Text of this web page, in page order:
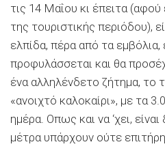
τις 14 Μαΐου κι έπειτα (αφού
της τουριστικής περιόδου),
ελπίδα, πέρα από τα εμβόλια,
προφυλάσσεται και θα
ένα αλληλένδετο ζήτημα, το
«ανοιχτό καλοκαίρι», με τα
ημέρα. Oπως και να ‘χει,
μέτρα υπάρχουν ούτε